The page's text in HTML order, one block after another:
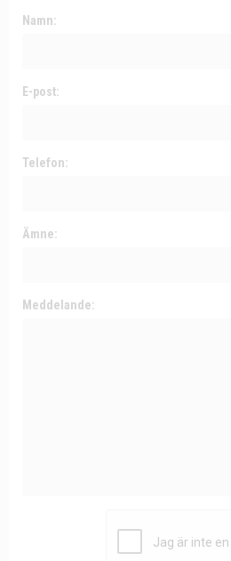
Namn:
E-post:
Telefon:
Ämne:
Meddelande: